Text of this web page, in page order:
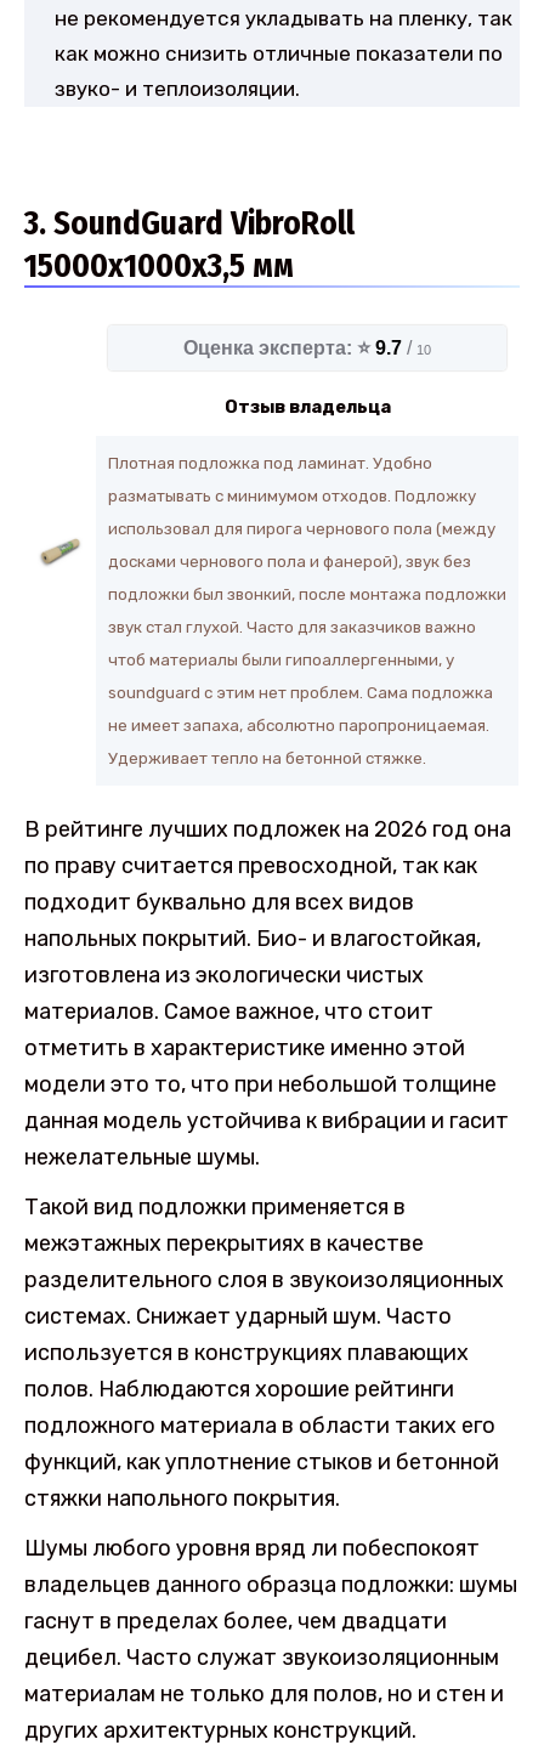
не рекомендуется укладывать на пленку, так
как можно снизить отличные показатели по
звуко- и теплоизоляции.
3. SoundGuard VibroRoll
15000х1000х3,5 мм
Оценка эксперта: ⭐ 9.7 / 10
Отзыв владельца
Плотная подложка под ламинат. Удобно
разматывать с минимумом отходов. Подложку
использовал для пирога чернового пола (между
досками чернового пола и фанерой), звук без
подложки был звонкий, после монтажа подложки
звук стал глухой. Часто для заказчиков важно
чтоб материалы были гипоаллергенными, у
soundguard с этим нет проблем. Сама подложка
не имеет запаха, абсолютно паропроницаемая.
Удерживает тепло на бетонной стяжке.
В рейтинге лучших подложек на 2026 год она
по праву считается превосходной, так как
подходит буквально для всех видов
напольных покрытий. Био- и влагостойкая,
изготовлена из экологически чистых
материалов. Самое важное, что стоит
отметить в характеристике именно этой
модели это то, что при небольшой толщине
данная модель устойчива к вибрации и гасит
нежелательные шумы.
Такой вид подложки применяется в
межэтажных перекрытиях в качестве
разделительного слоя в звукоизоляционных
системах. Снижает ударный шум. Часто
используется в конструкциях плавающих
полов. Наблюдаются хорошие рейтинги
подложного материала в области таких его
функций, как уплотнение стыков и бетонной
стяжки напольного покрытия.
Шумы любого уровня вряд ли побеспокоят
владельцев данного образца подложки: шумы
гаснут в пределах более, чем двадцати
децибел. Часто служат звукоизоляционным
материалам не только для полов, но и стен и
других архитектурных конструкций.